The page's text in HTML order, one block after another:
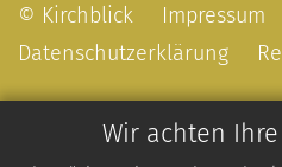
Wir achten
© Kirchblick
Impressum
Datenschutzerklärung